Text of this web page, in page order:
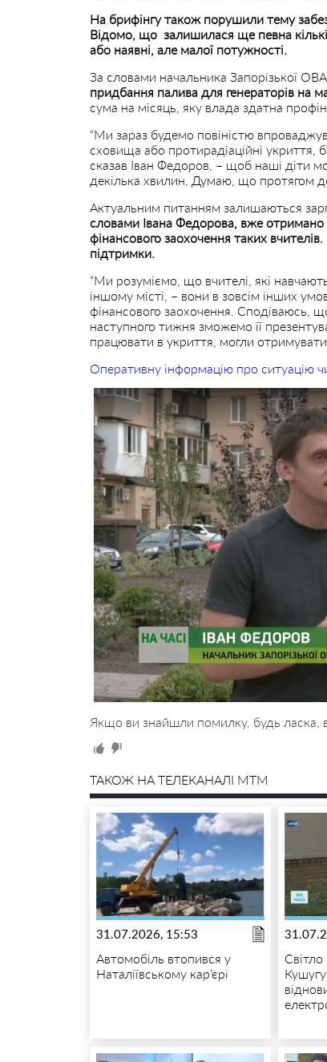
На брифінгу також порушили тему
Відомо, що залишилася ще певна
або наявні, але малої потужності.
За словами начальника Запорізької ОВА,
придбання палива для генераторів на
сума на місяць, яку влада здатна
“Ми зараз будемо повіністю
сховища або протирадіаційні укриття,
сказав Іван Федоров, – щоб наші діти
декілька хвилин. Думаю, що протягом
Актуальним питанням залишаються
словами Івана Федорова, вже отримано
фінансового заохочення таких
підтримки.
“Ми розуміємо, що вчителі, які
іншому місті, – вони в зовсім інших
фінансового заохочення. Сподіваюсь,
наступного тижня зможемо її
працювати в укриття, могли отримувати
Оперативну інформацію про ситуацію
Якщо ви знайшли помилку, будь ласка,
ТАКОЖ НА ТЕЛЕКАНАЛІ MTM
31.07.2026, 15:53
Автомобіль втопився у
Наталіївському кар’єрі